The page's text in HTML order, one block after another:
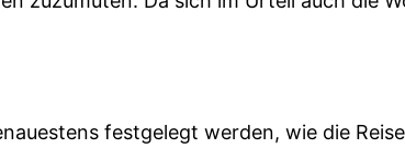
festgelegt werden, wie die